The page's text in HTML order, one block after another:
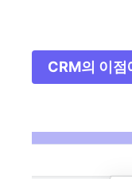
CRM의 이점